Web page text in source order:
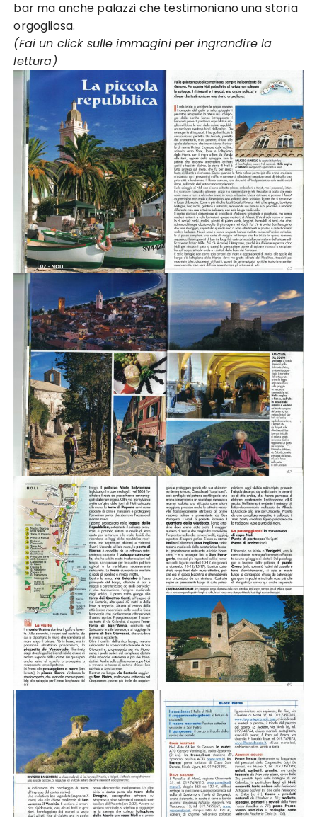
bar ma anche palazzi che testimoniano una storia
orgogliosa.
(Fai un click sulle immagini per ingrandire la
lettura)